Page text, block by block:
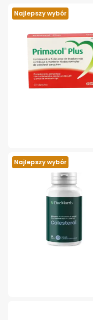
Najlepszy wybór
Najlepszy wybór